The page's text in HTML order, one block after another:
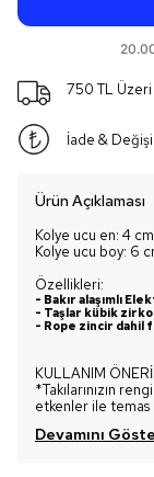
750 TL
İade &
Ürün Açıklaması
Kolye ucu en: 4 cm
Kolye ucu boy: 6
Özellikleri:
- Bakır alaşımlı
- Taşlar kübik
- Rope zincir dahil
KULLANIM
*Takılarınızın
etkenler ile temas
Devamını